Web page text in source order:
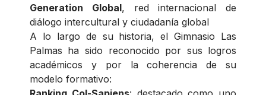
Generation Global, red internacional de
diálogo intercultural y ciudadanía global
A lo largo de su historia, el Gimnasio Las
Palmas ha sido reconocido por sus logros
académicos y por la coherencia de su
modelo formativo: